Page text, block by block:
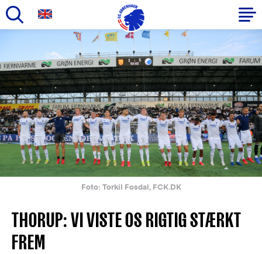
hovedindhold
navigation
Foto: Torkil Fosdal, FCK.DK
THORUP: VI VISTE OS RIGTIG STÆRKT
FREM